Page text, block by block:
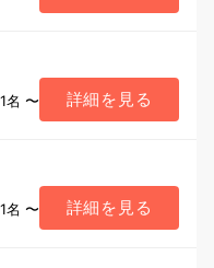
名 〜 詳細を見る
名 〜 詳細を見る